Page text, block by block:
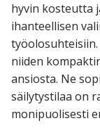
hyvin kosteutta
ihanteellisen
niiden
ansiosta. Ne
säilytystilaa on
monipuolisesti